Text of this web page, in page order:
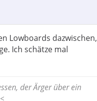
Lowboards dazwischen,
Ich schätze mal
der Ärger über ein